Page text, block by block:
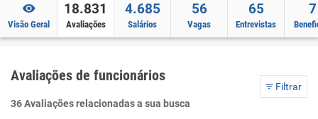
Visão Geral
18.831
Avaliações
4.685
Salários
56
Vagas
65
Entrevistas
7
Avaliações de funcionários
Filtrar
36 Avaliações relacionadas a sua busca